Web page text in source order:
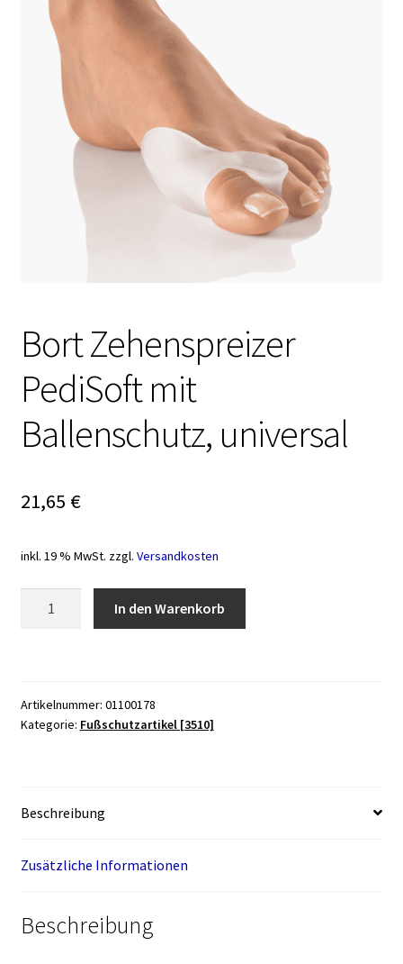
Bort Zehenspreizer
PediSoft mit
Ballenschutz, universal
21,65 €
inkl. 19 % MwSt. zzgl. Versandkosten
universal
Menge
In den Warenkorb
Artikelnummer: 01100178
Kategorie: Fußschutzartikel [3510]
Beschreibung
Zusätzliche Informationen
Beschreibung